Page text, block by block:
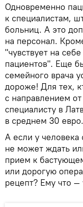
Одновременно
к специалистам,
больниц. А это
на персонал.
"чувствует на
пациентов". Еще
семейного врача
дороже! Для тех,
с направлением
специалисту в
в среднем 30 евро.
А если у человека
не может ждать
прием к
или дорогую
рецепт? Ему что —